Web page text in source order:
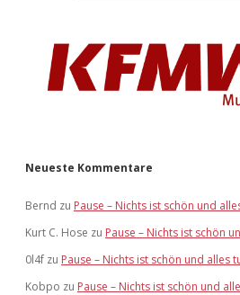
Neueste Kommentare
Bernd zu Pause – Nichts ist schön und
Kurt C. Hose zu Pause – Nichts ist schön
0l4f zu Pause – Nichts ist schön und alles
Kobpo zu Pause – Nichts ist schön und